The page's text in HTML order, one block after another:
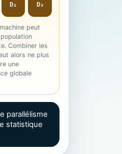
D₂ D₃
peut
Combiner les
alors ne plus
une
globale
parallélisme
statistique